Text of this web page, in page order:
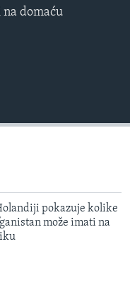
domaću
pokazuje kolike
može imati na